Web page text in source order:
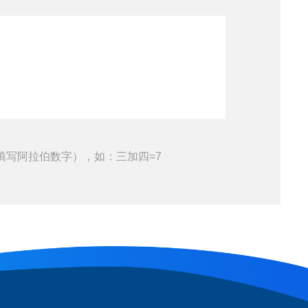
写阿拉伯数字），如：三加四=7